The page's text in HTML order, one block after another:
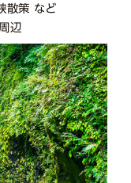
散策 など
辺